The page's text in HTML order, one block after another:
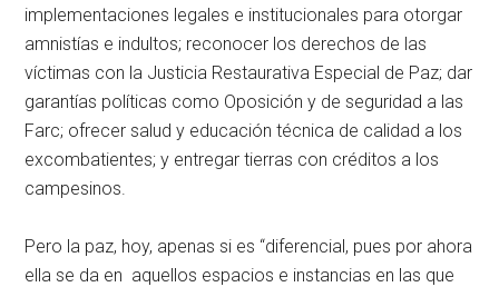
implementaciones legales e institucionales para otorgar
amnistías e indultos; reconocer los derechos de las
víctimas con la Justicia Restaurativa Especial de Paz; dar
garantías políticas como Oposición y de seguridad a las
Farc; ofrecer salud y educación técnica de calidad a los
excombatientes; y entregar tierras con créditos a los
campesinos.
Pero la paz, hoy, apenas si es “diferencial, pues por ahora
ella se da en aquellos espacios e instancias en las que